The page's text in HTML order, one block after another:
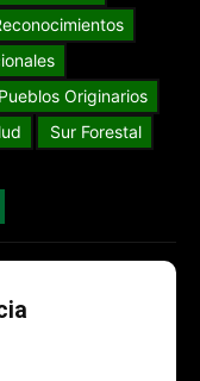
Pueblos Originarios
Sur Forestal